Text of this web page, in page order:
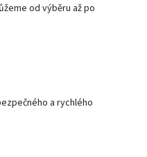
od výběru až po
a rychlého